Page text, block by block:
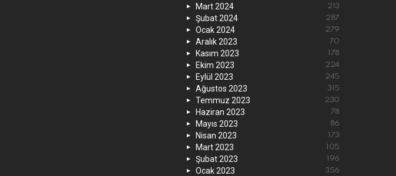
Mart 2024 213
Şubat 2024 287
Ocak 2024 279
Aralık 2023 70
Kasım 2023 178
Ekim 2023 224
Eylül 2023 245
Ağustos 2023 315
Temmuz 2023 230
Haziran 2023 78
Mayıs 2023 86
Nisan 2023 173
Mart 2023 105
Şubat 2023 196
Ocak 2023 356